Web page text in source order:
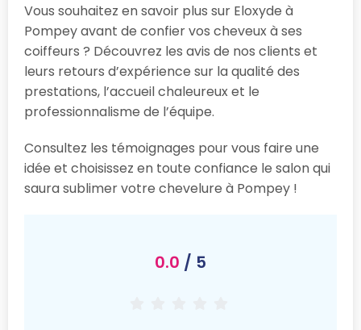
Vous souhaitez en savoir plus sur Eloxyde à
Pompey avant de confier vos cheveux à ses
coiffeurs ? Découvrez les avis de nos clients et
leurs retours d’expérience sur la qualité des
prestations, l’accueil chaleureux et le
professionnalisme de l’équipe.
Consultez les témoignages pour vous faire une
idée et choisissez en toute confiance le salon qui
saura sublimer votre chevelure à Pompey !
0.0 / 5